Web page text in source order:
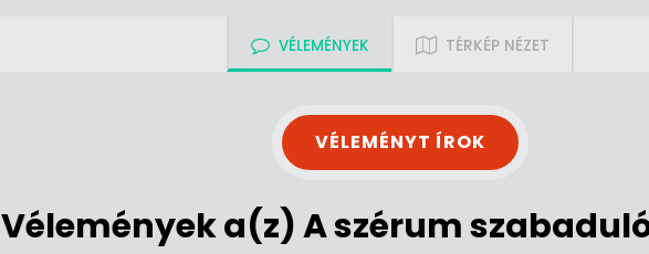
VÉLEMÉNYEK TÉRKÉP NÉZET
VÉLEMÉNYT ÍROK
Vélemények a(z) A szérum